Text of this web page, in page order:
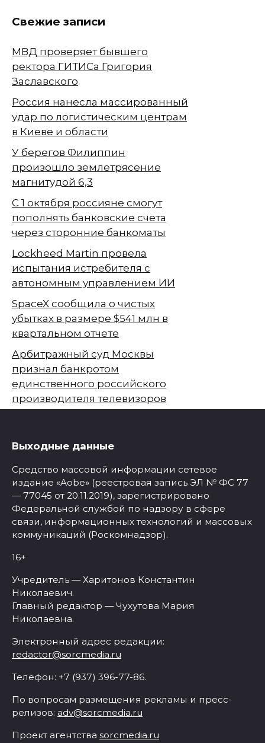
Свежие записи
МВД проверяет бывшего
ректора ГИТИСа Григория
Заславского
Россия нанесла массированный
удар по логистическим центрам
в Киеве и области
У берегов Филиппин
произошло землетрясение
магнитудой 6,3
С 1 октября россияне смогут
пополнять банковские счета
через сторонние банкоматы
Lockheed Martin провела
испытания истребителя с
автономным управлением ИИ
SpaceX сообщила о чистых
убытках в размере $541 млн в
квартальном отчете
Арбитражный суд Москвы
признал банкротом
единственного российского
производителя телевизоров
Выходные данные
Средство массовой информации сетевое
издание «Aobe» (реестровая запись ЭЛ № ФС 77
— 77045 от 20.11.2019), зарегистрировано
Федеральной службой по надзору в сфере
связи, информационных технологий и массовых
коммуникаций (Роскомнадзор).
16+
Учредитель — Харитонов Константин
Николаевич.
Главный редактор — Чухутова Мария
Николаевна.
Электронный адрес редакции:
redactor@sorcmedia.ru
Телефон: +7 (937) 396-77-86.
По вопросам размещения рекламы и пресс-
релизов: adv@sorcmedia.ru
Проект агентства sorcmedia.ru